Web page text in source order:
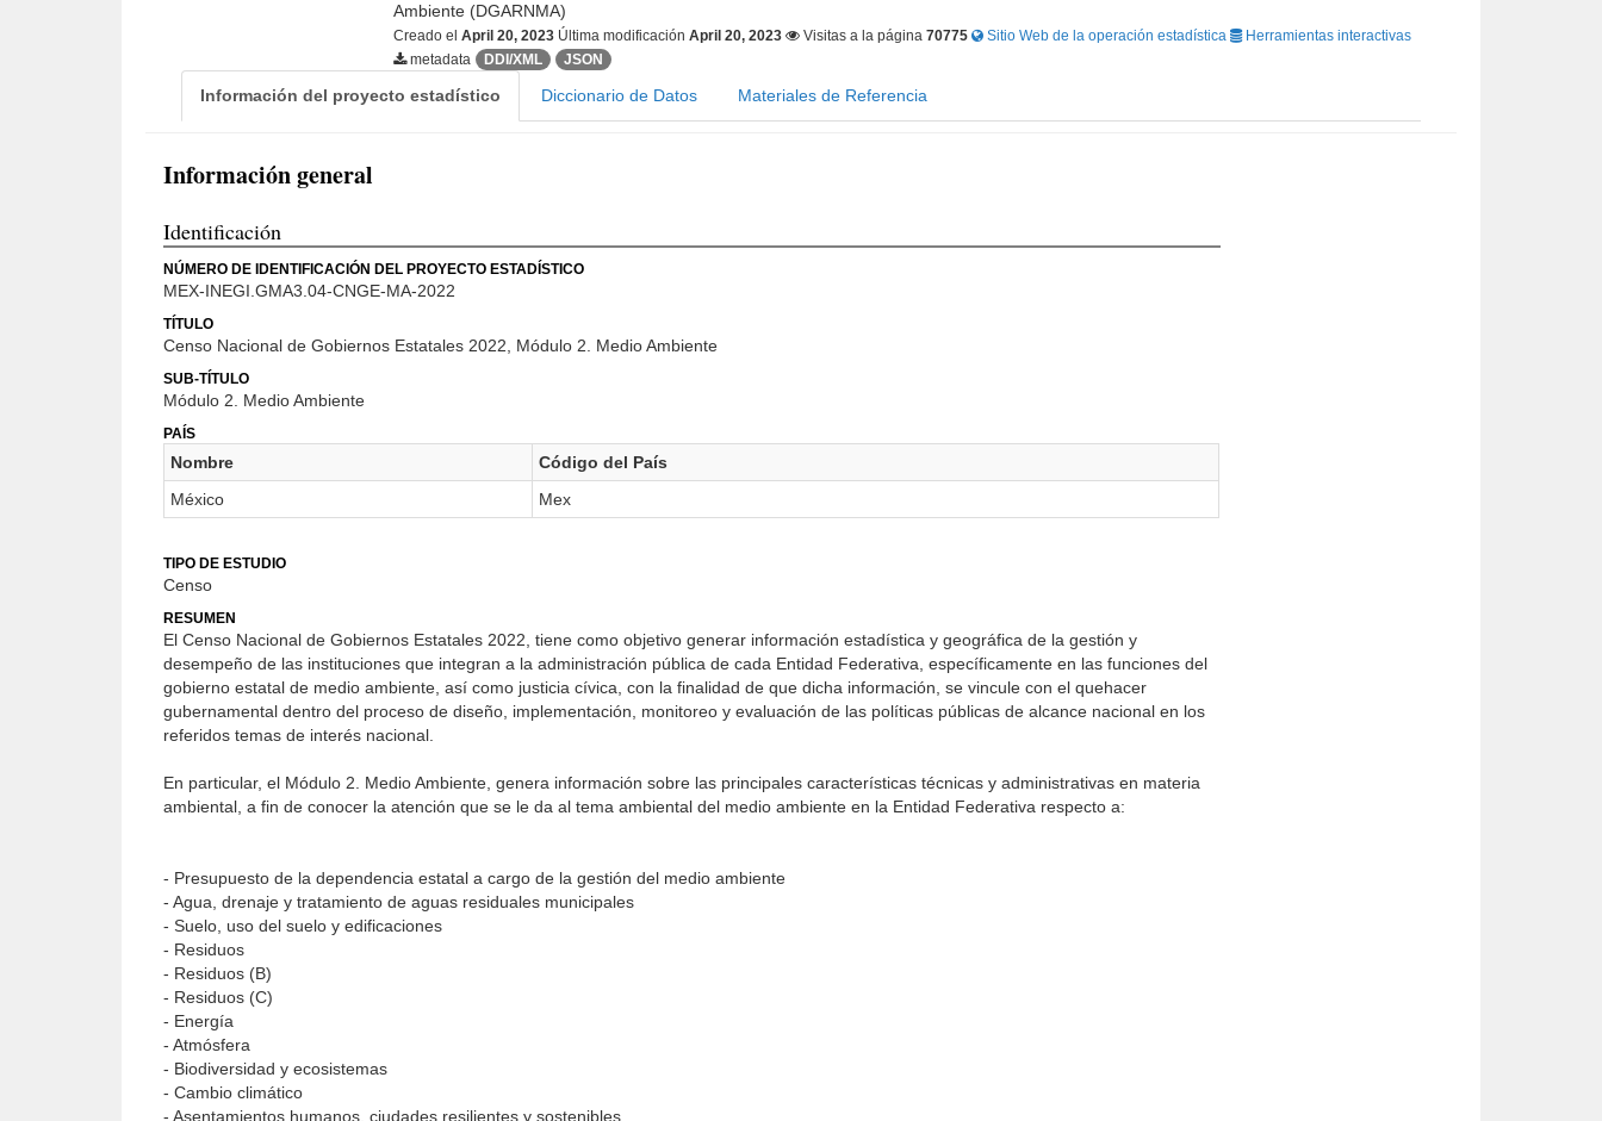
Ambiente (DGARNMA)
Creado elApril 20, 2023 Última modificaciónApril 20, 2023 Visitas a la página70775 Sitio Web de la operación estadística
Herramientas interactivas
metadata
DDI/XML JSON
Información del proyecto estadístico Diccionario de Datos Materiales de Referencia
Información general
Identificación
NÚMERO DE IDENTIFICACIÓN DEL PROYECTO ESTADÍSTICO
MEX-INEGI.GMA3.04-CNGE-MA-2022
TÍTULO
Censo Nacional de Gobiernos Estatales 2022, Módulo 2. Medio Ambiente
SUB-TÍTULO
Módulo 2. Medio Ambiente
PAÍS
Nombre
Código del País
México
Mex
TIPO DE ESTUDIO
Censo
RESUMEN
El Censo Nacional de Gobiernos Estatales 2022, tiene como objetivo generar información estadística y geográfica de la gestión y
desempeño de las instituciones que integran a la administración pública de cada Entidad Federativa, específicamente en las funciones del
gobierno estatal de medio ambiente, así como justicia cívica, con la finalidad de que dicha información, se vincule con el quehacer
gubernamental dentro del proceso de diseño, implementación, monitoreo y evaluación de las políticas públicas de alcance nacional en los
referidos temas de interés nacional.
En particular, el Módulo 2. Medio Ambiente, genera información sobre las principales características técnicas y administrativas en materia
ambiental, a fin de conocer la atención que se le da al tema ambiental del medio ambiente en la Entidad Federativa respecto a:
- Presupuesto de la dependencia estatal a cargo de la gestión del medio ambiente
- Agua, drenaje y tratamiento de aguas residuales municipales
- Suelo, uso del suelo y edificaciones
- Residuos
- Residuos (B)
- Residuos (C)
- Energía
- Atmósfera
- Biodiversidad y ecosistemas
- Cambio climático
- Asentamientos humanos, ciudades resilientes y sostenibles